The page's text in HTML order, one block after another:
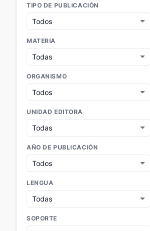
TIPO DE PUBLICACIÓN
MATERIA
ORGANISMO
UNIDAD EDITORA
AÑO DE PUBLICACIÓN
LENGUA
SOPORTE